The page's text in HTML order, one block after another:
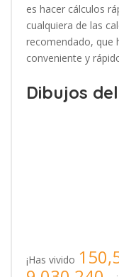
es hacer cálculos
cualquiera de las
recomendado, que
conveniente y
Dibujos
¡Has vivido